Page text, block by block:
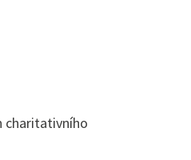
charitativního